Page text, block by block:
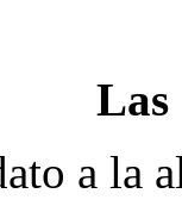
Las
a la